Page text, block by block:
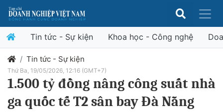
Tin tức - Sự kiện Khoa học - Công nghệ
Tin tức - Sự kiện
Thứ Ba, 19/05/2026, 12:16 (GMT+7)
1.500 tỷ đồng nâng công suất nhà
ga quốc tế T2 sân bay Đà Nẵng